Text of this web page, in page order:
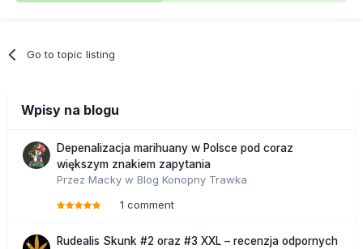
Go to topic listing
Wpisy na blogu
Depenalizacja marihuany w Polsce pod coraz
większym znakiem zapytania
Przez Macky w Blog Konopny Trawka
1 comment
Rudealis Skunk #2 oraz #3 XXL – recenzja odpornych